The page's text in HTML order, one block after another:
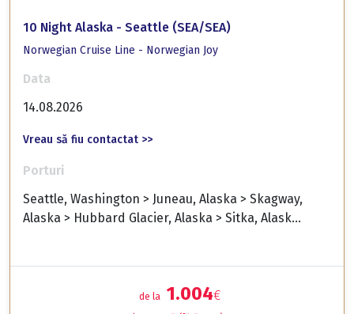
10 Night Alaska - Seattle (SEA/SEA)
Norwegian Cruise Line - Norwegian Joy
Data
14.08.2026
Vreau să fiu contactat >>
Porturi
Seattle, Washington > Juneau, Alaska > Skagway,
Alaska > Hubbard Glacier, Alaska > Sitka, Alask...
de la 1.004€